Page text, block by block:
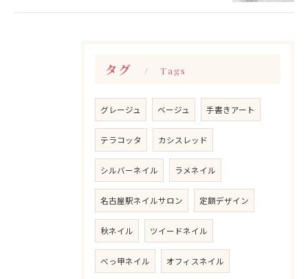
タグ Tags
グレージュ ベージュ 手書きアート
テラコッタ カシスレッド
シルバーネイル ラメネイル
名古屋駅ネイルサロン 定額デザイン
秋ネイル ツイードネイル
べっ甲ネイル オフィスネイル